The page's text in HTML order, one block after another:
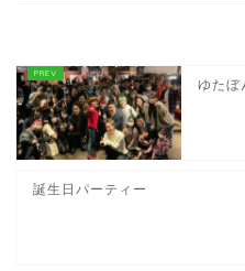
ゆたぼ
誕生日パーティー